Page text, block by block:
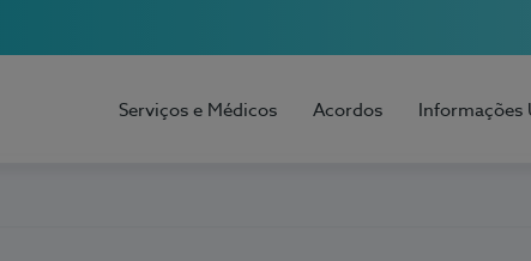
Serviços e Médicos Acordos Informações